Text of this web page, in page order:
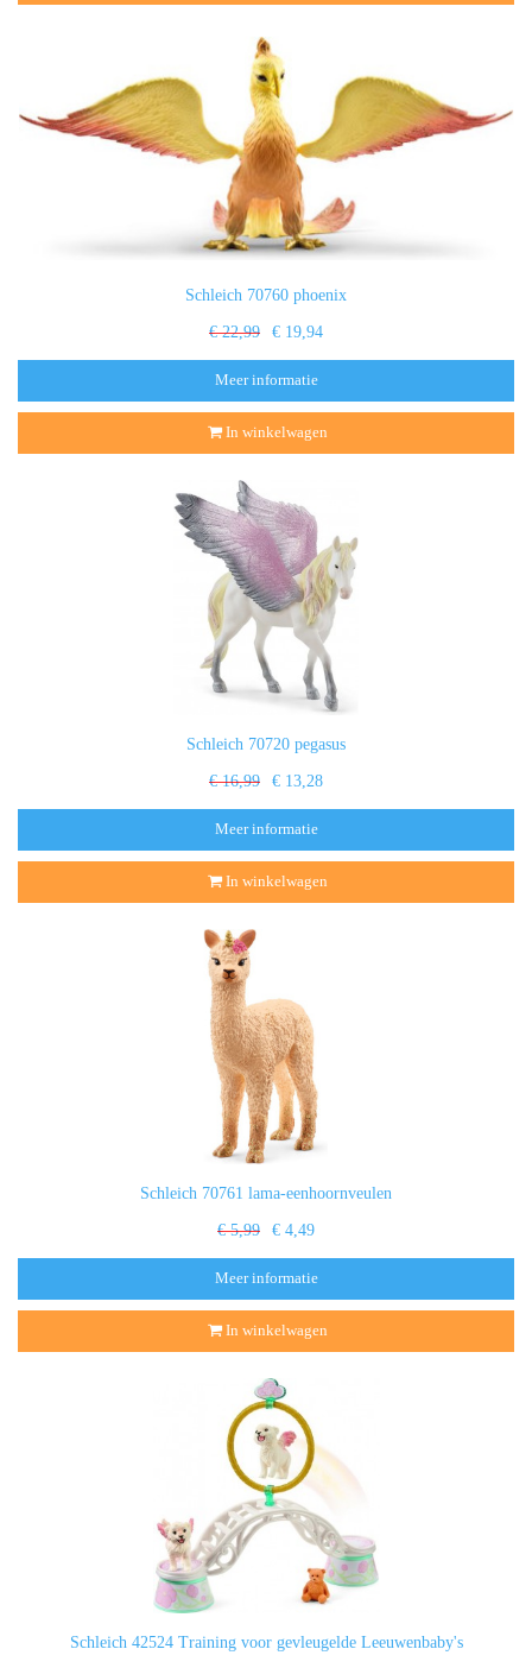
Schleich 70760 phoenix
€ 22,99 € 19,94
Meer informatie
In winkelwagen
Schleich 70720 pegasus
€ 16,99 € 13,28
Meer informatie
In winkelwagen
Schleich 70761 lama-eenhoornveulen
€ 5,99 € 4,49
Meer informatie
In winkelwagen
Schleich 42524 Training voor gevleugelde Leeuwenbaby's